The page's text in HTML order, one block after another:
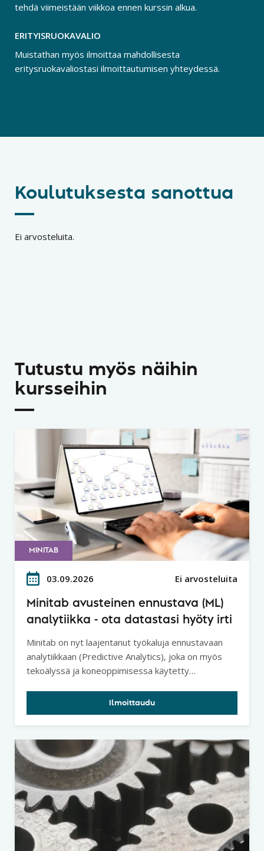
tehdä viimeistään viikkoa ennen kurssin alkua.
ERITYISRUOKAVALIO
Muistathan myös ilmoittaa mahdollisesta
eritysruokavaliostasi ilmoittautumisen yhteydessä.
Koulutuksesta sanottua
Ei arvosteluita.
Tutustu myös näihin
kursseihin
MINITAB
03.09.2026 Ei arvosteluita
Minitab avusteinen ennustava (ML)
analytiikka - ota datastasi hyöty irti
Minitab on nyt laajentanut työkaluja ennustavaan
analytiikkaan (Predictive Analytics), joka on myös
tekoälyssä ja koneoppimisessa käytetty
Ilmoittaudu